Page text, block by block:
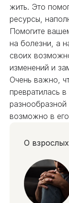
жить. Это
ресурсы,
Помогите
на болезни, а
своих
изменений и
Очень важно,
превратилась
разнообразной
возможно в
О взрослых